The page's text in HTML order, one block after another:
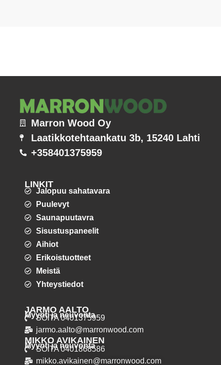
Marron Wood Oy
Laatikkotehtaankatu 3b, 15240 Lahti
+358401375959
LINKIT
Jalopuu sahatavara
Puulevyt
Saunapuutavra
Sisustuspaneelit
Aihiot
Erikoistuotteet
Meistä
Yhteystiedot
JARMO AALTO
Myynti ja neuvonta
SOITA 0401375959
jarmo.aalto@marronwood.com
MIKKO AVIKAINEN
Myynti ja neuvonta
SOITA 0401868586
mikko.avikainen@marronwood.com